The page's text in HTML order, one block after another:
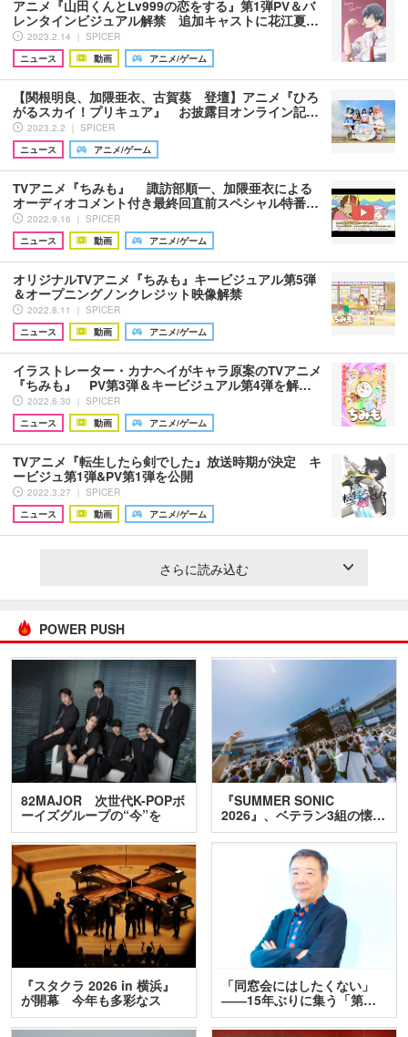
アニメ『山田くんとLv999の恋をする』第1弾PV＆バ
レンタインビジュアル解禁 追加キャストに花江夏…
2023.2.14 ｜ SPICER
ニュース
動画 アニメ/ゲーム
【関根明良、加隈亜衣、古賀葵 登壇】アニメ『ひろ
がるスカイ！プリキュア』 お披露目オンライン記…
2023.2.2 ｜ SPICER
ニュース
アニメ/ゲーム
TVアニメ『ちみも』 諏訪部順一、加隈亜衣による
オーディオコメント付き最終回直前スペシャル特番…
2022.9.16 ｜ SPICER
ニュース
動画 アニメ/ゲーム
オリジナルTVアニメ『ちみも』キービジュアル第5弾
＆オープニングノンクレジット映像解禁
2022.8.11 ｜ SPICER
ニュース
動画 アニメ/ゲーム
イラストレーター・カナヘイがキャラ原案のTVアニメ
『ちみも』 PV第3弾＆キービジュアル第4弾を解…
2022.6.30 ｜ SPICER
ニュース
動画 アニメ/ゲーム
TVアニメ『転生したら剣でした』放送時期が決定 キ
ービジュ第1弾&PV第1弾を公開
2022.3.27 ｜ SPICER
ニュース
動画 アニメ/ゲーム
さらに読み込む
POWER PUSH
82MAJOR 次世代K-POPボ
ーイズグループの“今”を
訊…
『SUMMER SONIC
2026』、ベテラン3組の懐…
『スタクラ 2026 in 横浜』
が開幕 今年も多彩なス
テ…
「同窓会にはしたくない」
――15年ぶりに集う「第…